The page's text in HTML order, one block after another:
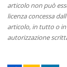
articolo non può
licenza concessa
articolo, in tutto o in
autorizzazione